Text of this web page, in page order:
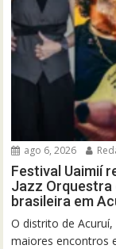
ago 6, 2026
Festival Uaimií
Jazz Orquestra
brasileira em
O distrito de
maiores encontros